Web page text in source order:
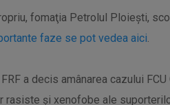
fomaţia Petrolul Ploieşti,
faze se pot vedea aici.
a decis amânarea cazului
rasiste şi xenofobe ale